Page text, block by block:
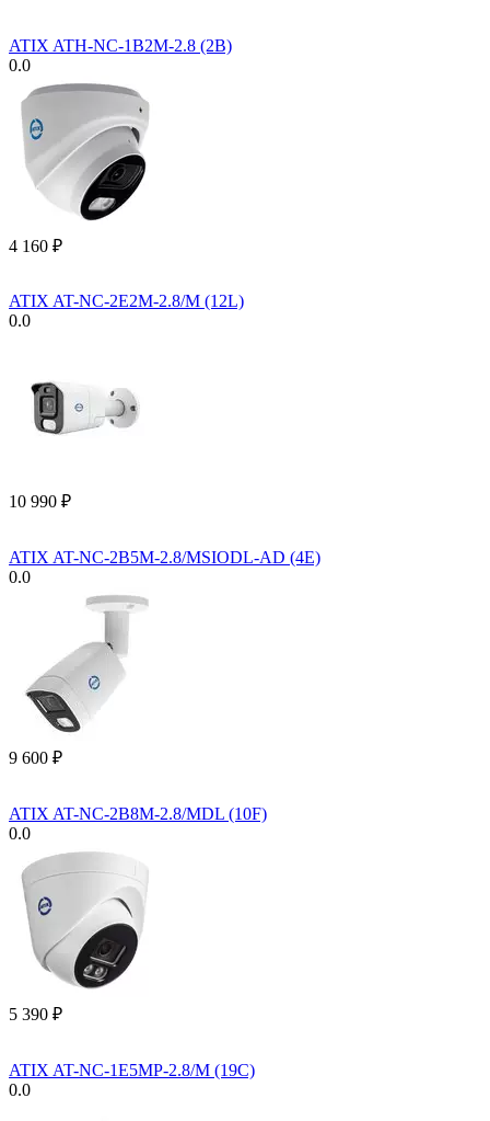
ATIX ATH-NC-1B2M-2.8 (2B)
0.0
4 160 ₽
ATIX AT-NC-2E2M-2.8/M (12L)
0.0
10 990 ₽
ATIX AT-NC-2B5M-2.8/MSIODL-AD (4E)
0.0
9 600 ₽
ATIX AT-NC-2B8M-2.8/MDL (10F)
0.0
5 390 ₽
ATIX AT-NC-1E5MP-2.8/M (19C)
0.0